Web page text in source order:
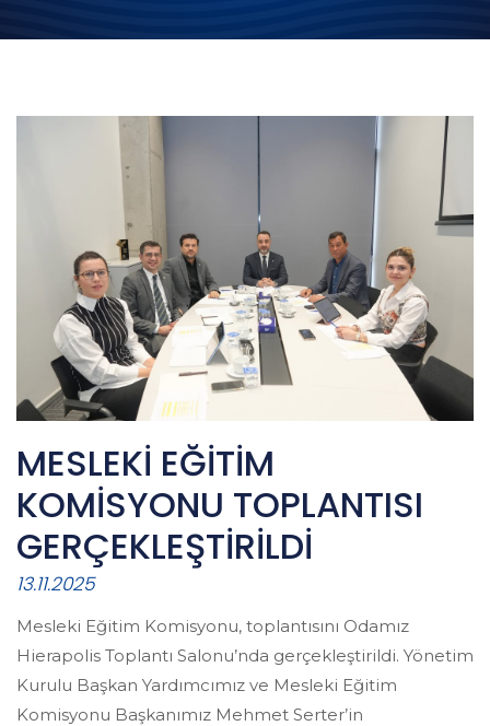
MESLEKİ EĞİTİM
KOMİSYONU TOPLANTISI
GERÇEKLEŞTİRİLDİ
13.11.2025
Mesleki Eğitim Komisyonu, toplantısını Odamız
Hierapolis Toplantı Salonu’nda gerçekleştirildi. Yönetim
Kurulu Başkan Yardımcımız ve Mesleki Eğitim
Komisyonu Başkanımız Mehmet Serter’in